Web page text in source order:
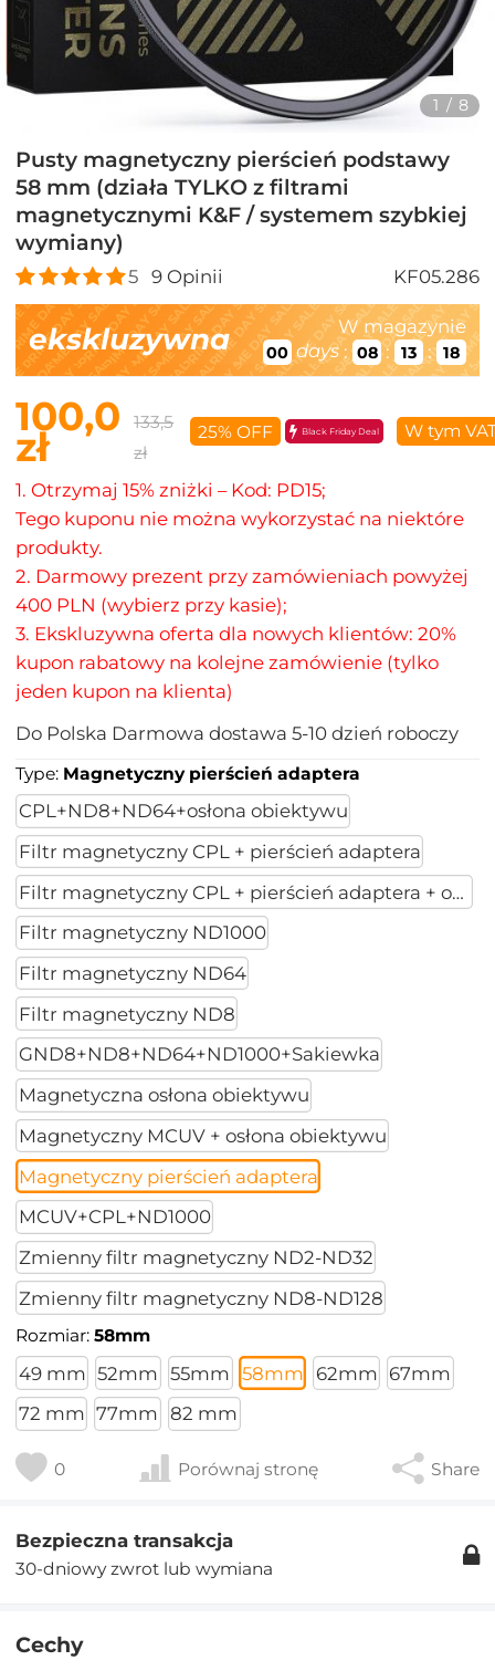
1 / 8
Pusty magnetyczny pierścień podstawy
58 mm (działa TYLKO z filtrami
magnetycznymi K&F / systemem szybkiej
wymiany)
5 9Opinii KF05.286
ekskluzywna W magazynie
00 days : 08 : 13 : 17
100,0
zł
133,5
zł
25% OFF Black Friday Deal W tym
1. Otrzymaj 15% zniżki – Kod: PD15;
Tego kuponu nie można wykorzystać na niektóre
produkty.
2. Darmowy prezent przy zamówieniach powyżej
400 PLN (wybierz przy kasie);
3. Ekskluzywna oferta dla nowych klientów: 20%
kupon rabatowy na kolejne zamówienie (tylko
jeden kupon na klienta)
Do Polska Darmowa dostawa5-10 dzień roboczy
Type: Magnetyczny pierścień adaptera
CPL+ND8+ND64+osłona obiektywu
Filtr magnetyczny CPL + pierścień adaptera
Filtr magnetyczny CPL + pierścień adaptera + osłon
Filtr magnetyczny ND1000
Filtr magnetyczny ND64
Filtr magnetyczny ND8
GND8+ND8+ND64+ND1000+Sakiewka
Magnetyczna osłona obiektywu
Magnetyczny MCUV + osłona obiektywu
Magnetyczny pierścień adaptera
MCUV+CPL+ND1000
Zmienny filtr magnetyczny ND2-ND32
Zmienny filtr magnetyczny ND8-ND128
Rozmiar:58mm
49 mm 52mm 55mm 58mm 62mm 67mm
72 mm 77mm 82 mm
0 Porównaj stronę Share
Bezpieczna transakcja
30-dniowy zwrot lub wymiana
Cechy